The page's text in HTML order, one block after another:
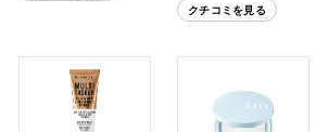
クチコミを見る